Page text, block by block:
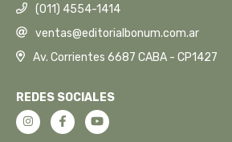
(011) 4554-1414
ventas@editorialbonum.com.ar
Av. Corrientes 6687 CABA - CP1427
REDES SOCIALES